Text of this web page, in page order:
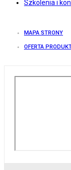
Szkolenia i
MAPA STRONY
OFERTA